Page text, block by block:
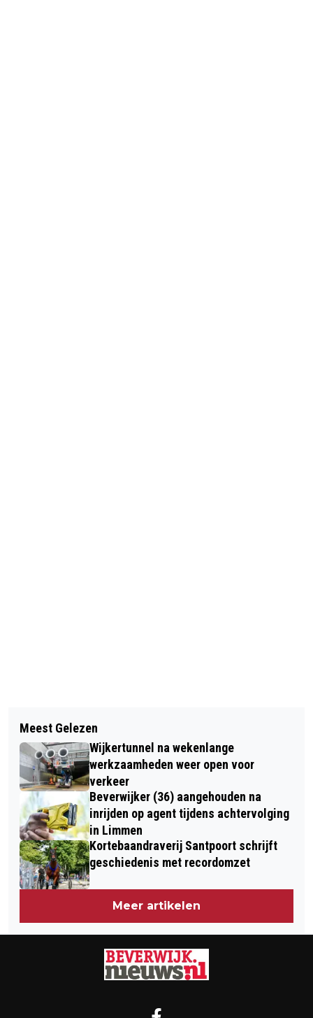
GAME ON! MAX VERSTAPPEN TRAPT
PLAYER 0.0 COMPETITIE AF EN
VRAAGT MET HEINEKEN® AANDACHT
VOOR VERANTWOORD
ALCOHOLGEBRUIK
POLITIE BEËINDIGT EXTINCTION
REBELLION BLOKKADE ZEESLUIS
IJMUIDEN
Meest Gelezen
Wijkertunnel na wekenlange
werkzaamheden weer open voor
verkeer
Beverwijker (36) aangehouden na
inrijden op agent tijdens achtervolging
in Limmen
Kortebaandraverij Santpoort schrijft
geschiedenis met recordomzet
Meer artikelen